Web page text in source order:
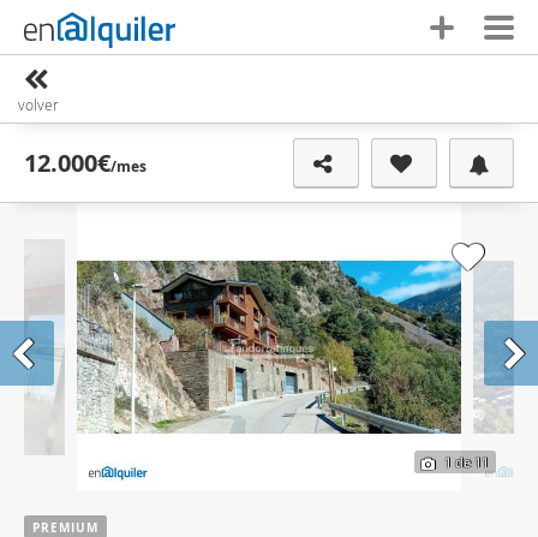
volver
12.000€/mes
1 de 11
PREMIUM